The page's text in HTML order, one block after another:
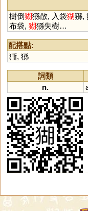
樹倒猢猻散, 入袋猢猻,
布袋, 猢猻失樹…
配搭點:
獑, 猻
詞類
n.